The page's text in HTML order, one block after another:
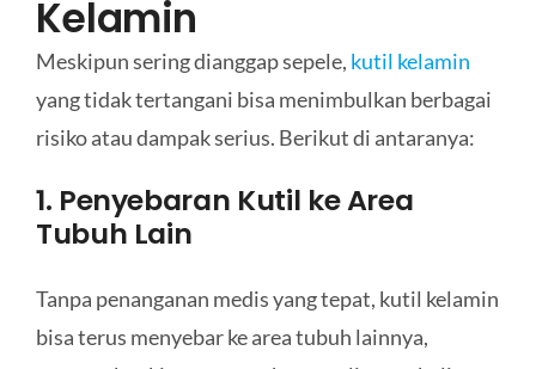
Kelamin
Meskipun sering dianggap sepele, kutil kelamin
yang tidak tertangani bisa menimbulkan berbagai
risiko atau dampak serius. Berikut di antaranya:
1. Penyebaran Kutil ke Area
Tubuh Lain
Tanpa penanganan medis yang tepat, kutil kelamin
bisa terus menyebar ke area tubuh lainnya,